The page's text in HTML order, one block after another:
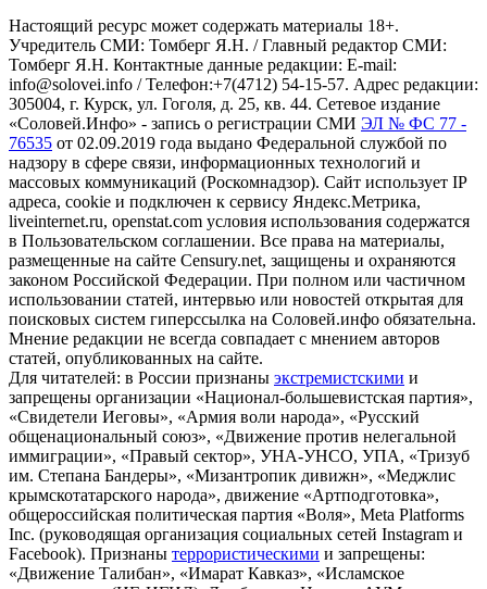
Настоящий ресурс может содержать материалы 18+.
Учредитель СМИ: Томберг Я.Н. / Главный редактор СМИ:
Томберг Я.Н. Контактные данные редакции: E-mail:
info@solovei.info / Телефон:+7(4712) 54-15-57. Адрес редакции:
305004, г. Курск, ул. Гоголя, д. 25, кв. 44. Сетевое издание
«Соловей.Инфо» - запись о регистрации СМИ ЭЛ № ФС 77 -
76535 от 02.09.2019 года выдано Федеральной службой по
надзору в сфере связи, информационных технологий и
массовых коммуникаций (Роскомнадзор). Сайт использует IP
адреса, cookie и подключен к сервису Яндекс.Метрика,
liveinternet.ru, openstat.com условия использования содержатся
в Пользовательском соглашении. Все права на материалы,
размещенные на сайте Censury.net, защищены и охраняются
законом Российской Федерации. При полном или частичном
использовании статей, интервью или новостей открытая для
поисковых систем гиперссылка на Соловей.инфо обязательна.
Мнение редакции не всегда совпадает с мнением авторов
статей, опубликованных на сайте.
Для читателей: в России признаны экстремистскими и
запрещены организации «Национал-большевистская партия»,
«Свидетели Иеговы», «Армия воли народа», «Русский
общенациональный союз», «Движение против нелегальной
иммиграции», «Правый сектор», УНА-УНСО, УПА, «Тризуб
им. Степана Бандеры», «Мизантропик дивижн», «Меджлис
крымскотатарского народа», движение «Артподготовка»,
общероссийская политическая партия «Воля», Meta Platforms
Inc. (руководящая организация социальных сетей Instagram и
Facebook). Признаны террористическими и запрещены:
«Движение Талибан», «Имарат Кавказ», «Исламское